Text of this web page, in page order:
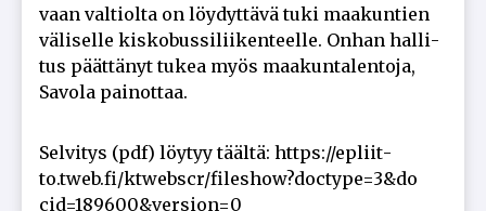
vaan val­ti­ol­ta on löy­dyt­tä­vä tuki maa­kun­tien
vä­li­sel­le kis­ko­bus­si­lii­ken­teel­le. On­han hal­li­
tus päät­tä­nyt tu­kea myös maa­kun­ta­len­to­ja,
Sa­vo­la pai­not­taa.
Sel­vi­tys (pdf) löy­tyy tääl­tä: https://ep­liit­
to.tweb.fi/ktwebscr/fi­les­how?doc­ty­pe=3&do­
cid=189600&ver­si­on=0